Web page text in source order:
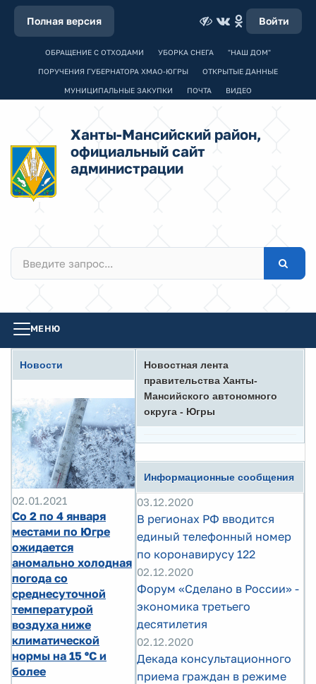
Полная версия Войти
ОБРАЩЕНИЕ С ОТХОДАМИ УБОРКА СНЕГА "НАШ ДОМ"
ПОРУЧЕНИЯ ГУБЕРНАТОРА ХМАО-ЮГРЫ ОТКРЫТЫЕ ДАННЫЕ
МУНИЦИПАЛЬНЫЕ ЗАКУПКИ ПОЧТА ВИДЕО
Ханты-Мансийский район,
официальный сайт
администрации
МЕНЮ
Новости
02.01.2021
Со 2 по 4 января
местами по Югре
ожидается
аномально холодная
погода со
среднесуточной
температурой
воздуха ниже
климатической
нормы на 15 ºС и
более
Новостная лента
правительства Ханты-
Мансийского автономного
округа - Югры
Информационные сообщения
03.12.2020
В регионах РФ вводится
единый телефонный номер
по коронавирусу 122
02.12.2020
Форум «Сделано в России» -
экономика третьего
десятилетия
02.12.2020
Декада консультационного
приема граждан в режиме